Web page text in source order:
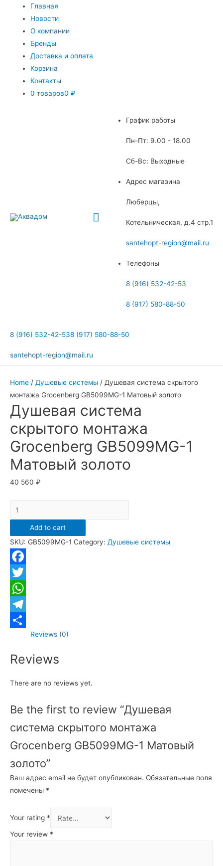
Главная
Новости
О компании
Бренды
Доставка и оплата
Корзина
Контакты
0 товаров0 ₽
Главное
График работы
Пн-Пт: 9.00 - 18.00
Сб-Вс: Выходные
Адрес магазина
Люберцы,
Котельническая, д.4 стр.1
santehopt-region@mail.ru
Телефоны
8 (916) 532-42-53
8 (917) 580-88-50
8 (916) 532-42-538 (917) 580-88-50
santehopt-region@mail.ru
Home / Душевые системы / Душевая система скрытого
монтажа Grocenberg GB5099MG-1 Матовый золото
Душевая система
скрытого монтажа
Grocenberg GB5099MG-1
Матовый золото
40 560 ₽
Душевая
система
скрытого
монтажа
Grocenberg
GB5099MG-
1
Матовый
золото
quantity
Add to cart
SKU: GB5099MG-1 Category: Душевые системы
Facebook
Twitter
WhatsApp
Telegram
ОтправитьReviews (0)
Reviews
There are no reviews yet.
Be the first to review “Душевая
система скрытого монтажа
Grocenberg GB5099MG-1 Матовый
золото”
Ваш адрес email не будет опубликован. Обязательные поля
помечены *
Your rating *
Your review *